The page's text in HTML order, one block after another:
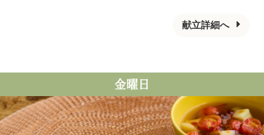
献立詳細へ
金曜日